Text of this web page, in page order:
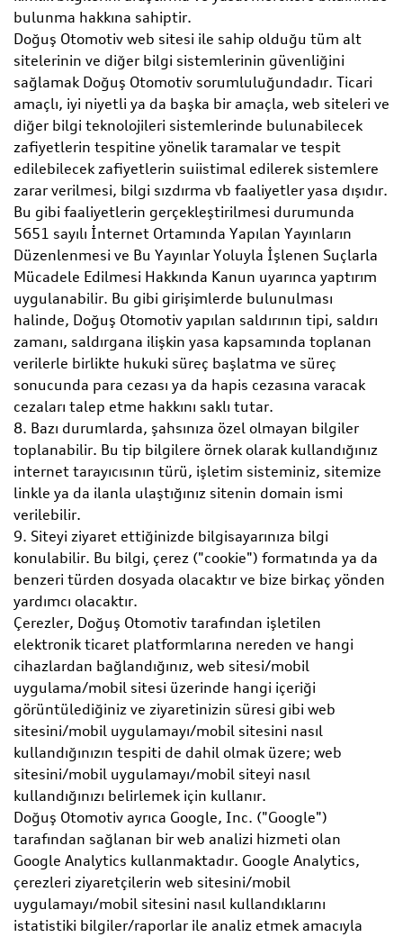
bulunma hakkına sahiptir.
Doğuş Otomotiv web sitesi ile sahip olduğu tüm alt
sitelerinin ve diğer bilgi sistemlerinin güvenliğini
sağlamak Doğuş Otomotiv sorumluluğundadır. Ticari
amaçlı, iyi niyetli ya da başka bir amaçla, web siteleri ve
diğer bilgi teknolojileri sistemlerinde bulunabilecek
zafiyetlerin tespitine yönelik taramalar ve tespit
edilebilecek zafiyetlerin suiistimal edilerek sistemlere
zarar verilmesi, bilgi sızdırma vb faaliyetler yasa dışıdır.
Bu gibi faaliyetlerin gerçekleştirilmesi durumunda
5651 sayılı İnternet Ortamında Yapılan Yayınların
Düzenlenmesi ve Bu Yayınlar Yoluyla İşlenen Suçlarla
Mücadele Edilmesi Hakkında Kanun uyarınca yaptırım
uygulanabilir. Bu gibi girişimlerde bulunulması
halinde, Doğuş Otomotiv yapılan saldırının tipi, saldırı
zamanı, saldırgana ilişkin yasa kapsamında toplanan
verilerle birlikte hukuki süreç başlatma ve süreç
sonucunda para cezası ya da hapis cezasına varacak
cezaları talep etme hakkını saklı tutar.
8. Bazı durumlarda, şahsınıza özel olmayan bilgiler
toplanabilir. Bu tip bilgilere örnek olarak kullandığınız
internet tarayıcısının türü, işletim sisteminiz, sitemize
linkle ya da ilanla ulaştığınız sitenin domain ismi
verilebilir.
9. Siteyi ziyaret ettiğinizde bilgisayarınıza bilgi
konulabilir. Bu bilgi, çerez ("cookie") formatında ya da
benzeri türden dosyada olacaktır ve bize birkaç yönden
yardımcı olacaktır.
Çerezler, Doğuş Otomotiv tarafından işletilen
elektronik ticaret platformlarına nereden ve hangi
cihazlardan bağlandığınız, web sitesi/mobil
uygulama/mobil sitesi üzerinde hangi içeriği
görüntülediğiniz ve ziyaretinizin süresi gibi web
sitesini/mobil uygulamayı/mobil sitesini nasıl
kullandığınızın tespiti de dahil olmak üzere; web
sitesini/mobil uygulamayı/mobil siteyi nasıl
kullandığınızı belirlemek için kullanır.
Doğuş Otomotiv ayrıca Google, Inc. ("Google")
tarafından sağlanan bir web analizi hizmeti olan
Google Analytics kullanmaktadır. Google Analytics,
çerezleri ziyaretçilerin web sitesini/mobil
uygulamayı/mobil sitesini nasıl kullandıklarını
istatistiki bilgiler/raporlar ile analiz etmek amacıyla